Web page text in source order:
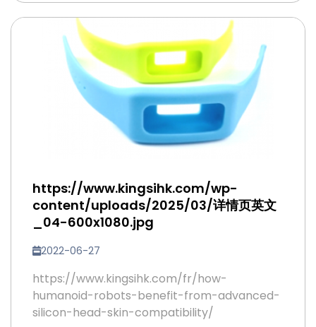
https://www.kingsihk.com/wp-
content/uploads/2025/03/详情页英文
_04-600x1080.jpg
2022-06-27
https://www.kingsihk.com/fr/how-
humanoid-robots-benefit-from-advanced-
silicon-head-skin-compatibility/